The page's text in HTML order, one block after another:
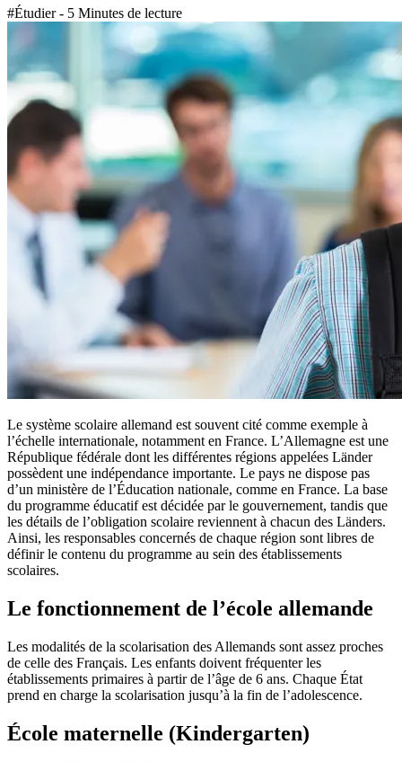
#Étudier - 5 Minutes de lecture
Le système scolaire allemand est souvent cité comme exemple à
l’échelle internationale, notamment en France. L’Allemagne est une
République fédérale dont les différentes régions appelées Länder
possèdent une indépendance importante. Le pays ne dispose pas
d’un ministère de l’Éducation nationale, comme en France. La base
du programme éducatif est décidée par le gouvernement, tandis que
les détails de l’obligation scolaire reviennent à chacun des Länders.
Ainsi, les responsables concernés de chaque région sont libres de
définir le contenu du programme au sein des établissements
scolaires.
Le fonctionnement de l’école allemande
Les modalités de la scolarisation des Allemands sont assez proches
de celle des Français. Les enfants doivent fréquenter les
établissements primaires à partir de l’âge de 6 ans. Chaque État
prend en charge la scolarisation jusqu’à la fin de l’adolescence.
École maternelle (Kindergarten)